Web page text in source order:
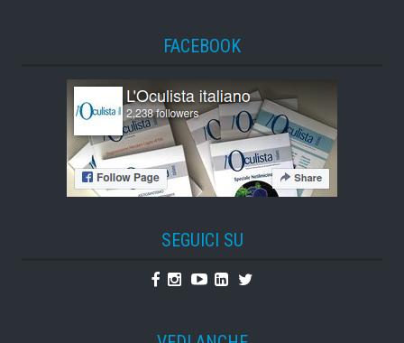
FACEBOOK
SEGUICI SU
Facebook
Instagram
YoutubeLinkedin
Twitter